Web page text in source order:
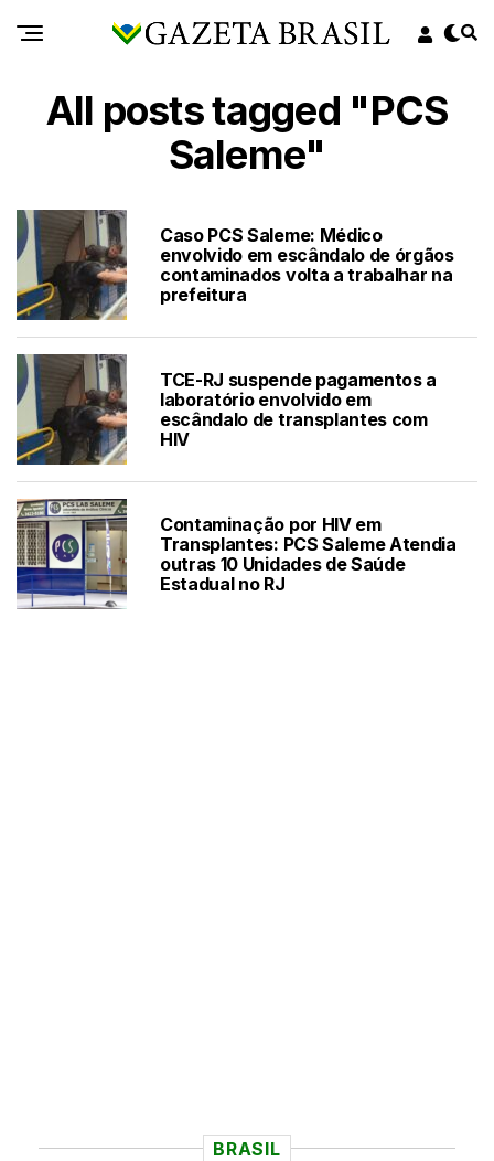
All posts tagged "PCS
Saleme"
Caso PCS Saleme: Médico
envolvido em escândalo de órgãos
contaminados volta a trabalhar na
prefeitura
TCE-RJ suspende pagamentos a
laboratório envolvido em
escândalo de transplantes com
HIV
Contaminação por HIV em
Transplantes: PCS Saleme Atendia
outras 10 Unidades de Saúde
Estadual no RJ
BRASIL